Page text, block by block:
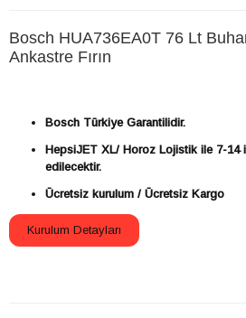
Bosch HUA736EA0T 76 Lt
Ankastre Fırın
Bosch Türkiye Garantilidir.
HepsiJET XL/ Horoz Lojistik ile 7-14
edilecektir.
Ücretsiz kurulum / Ücretsiz Kargo
Kurulum Detayları